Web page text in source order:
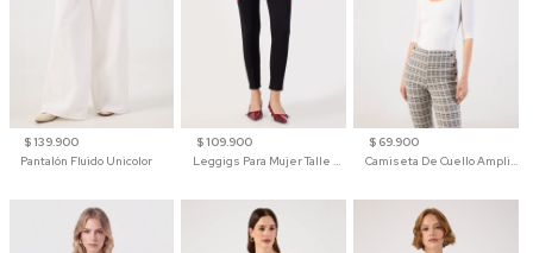
$ 139.900
Pantalón Fluido Unicolor
$ 109.900
$ 69.900